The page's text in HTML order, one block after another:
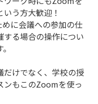
う方大歓迎！
に会議への参加の仕
する場合の操作につい
だけでなく、学校の授
ンもこのZoomを使っ